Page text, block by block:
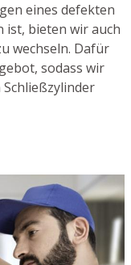
eines defekten
ist, bieten wir auch
wechseln. Dafür
sodass wir